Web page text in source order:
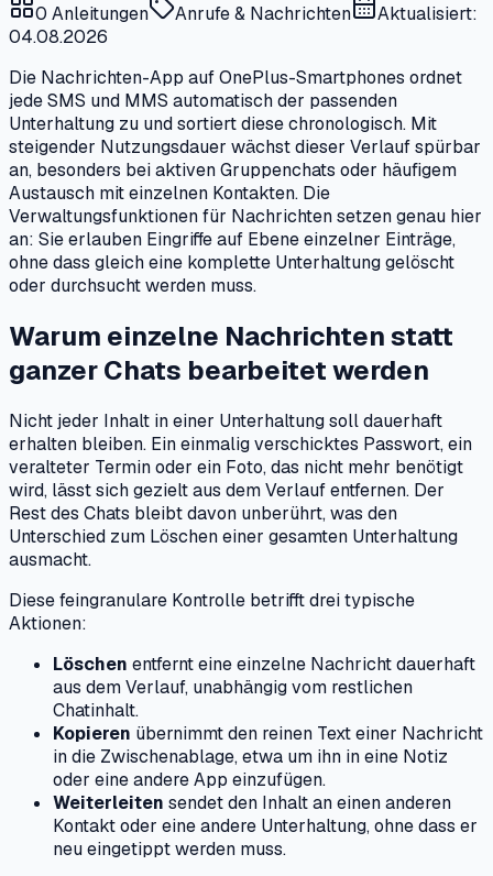
0 Anleitungen Anrufe & Nachrichten
Aktualisiert:
04.08.2026
Die Nachrichten-App auf OnePlus-Smartphones ordnet
jede SMS und MMS automatisch der passenden
Unterhaltung zu und sortiert diese chronologisch. Mit
steigender Nutzungsdauer wächst dieser Verlauf spürbar
an, besonders bei aktiven Gruppenchats oder häufigem
Austausch mit einzelnen Kontakten. Die
Verwaltungsfunktionen für Nachrichten setzen genau hier
an: Sie erlauben Eingriffe auf Ebene einzelner Einträge,
ohne dass gleich eine komplette Unterhaltung gelöscht
oder durchsucht werden muss.
Warum einzelne Nachrichten statt
ganzer Chats bearbeitet werden
Nicht jeder Inhalt in einer Unterhaltung soll dauerhaft
erhalten bleiben. Ein einmalig verschicktes Passwort, ein
veralteter Termin oder ein Foto, das nicht mehr benötigt
wird, lässt sich gezielt aus dem Verlauf entfernen. Der
Rest des Chats bleibt davon unberührt, was den
Unterschied zum Löschen einer gesamten Unterhaltung
ausmacht.
Diese feingranulare Kontrolle betrifft drei typische
Aktionen:
Löschen entfernt eine einzelne Nachricht dauerhaft
aus dem Verlauf, unabhängig vom restlichen
Chatinhalt.
Kopieren übernimmt den reinen Text einer Nachricht
in die Zwischenablage, etwa um ihn in eine Notiz
oder eine andere App einzufügen.
Weiterleiten sendet den Inhalt an einen anderen
Kontakt oder eine andere Unterhaltung, ohne dass er
neu eingetippt werden muss.